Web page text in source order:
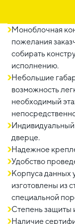
Моноблочная
пожелания
собирать
исполнению.
Небольшие
возможность
необходимый
Индивидуальный
дверце.
Надежное
Удобство
Корпуса данных
изготовлены из
специальной
Степень защиты
Наличие